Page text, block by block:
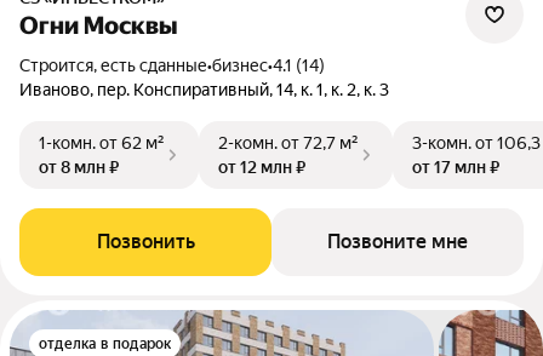
Огни Москвы
Строится, есть сданные•бизнес•4.1 (14)
Иваново, пер. Конспиративный, 14, к. 1, к. 2, к. 3
1-комн.от 62 м²
от 8 млн ₽
2-комн.от 72,7 м²
от 12 млн ₽
3-комн.от
от 17 млн ₽
Позвонить Позвоните мне
отделка в подарок